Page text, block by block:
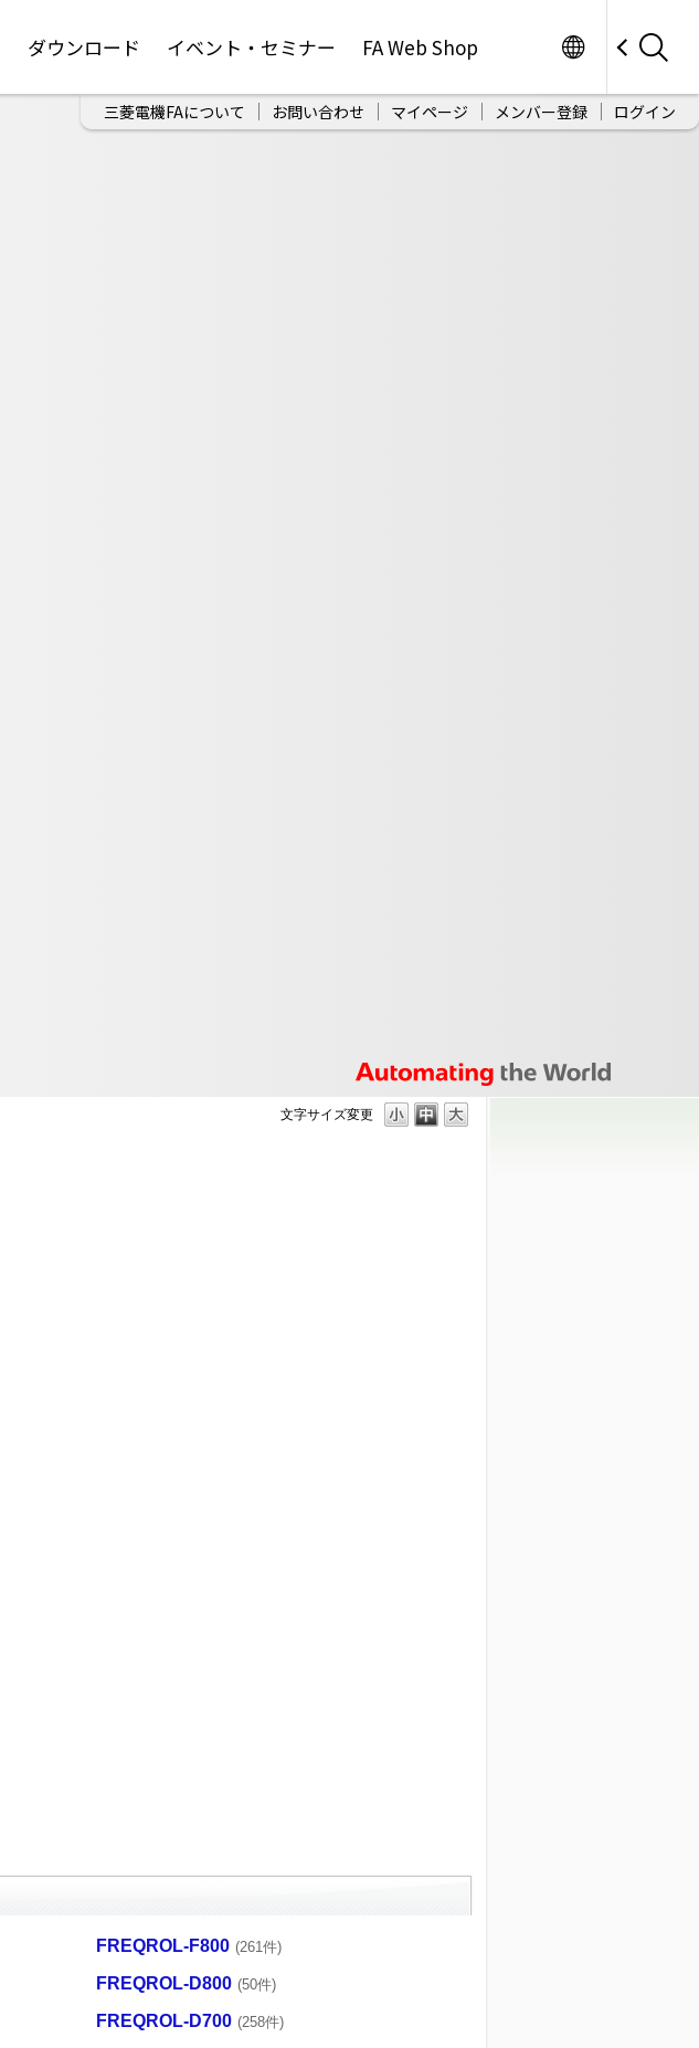
ダウンロード イベント・セミナー FA Web Shop
三菱電機FAについて お問い合わせ マイページ メンバー登録 ログイン
文字サイズ変更
FREQROL-F800 (261件)
FREQROL-D800 (50件)
FREQROL-D700 (258件)